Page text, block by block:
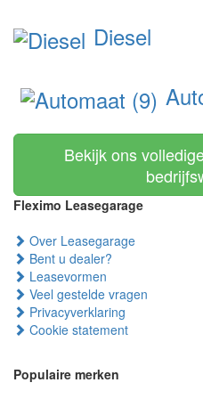
Diesel
Bekijk ons
Fleximo Leasegarage
Over Leasegarage
Bent u dealer?
Leasevormen
Veel gestelde vragen
Privacyverklaring
Cookie statement
Populaire merken